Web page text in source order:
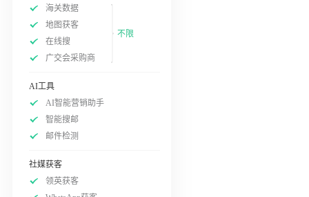
海关数据
地图获客
在线搜
广交会采购商
不限
AI工具
AI智能营销助手
智能搜邮
邮件检测
社媒获客
领英获客